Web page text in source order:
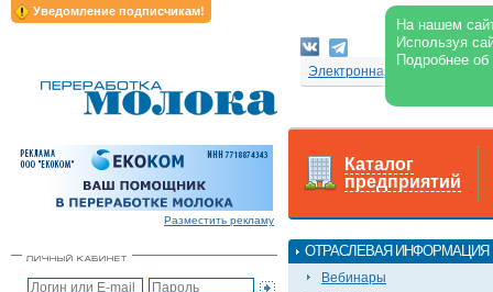
Уведомление подписчикам!
На нашем
Используя
Подробнее
Электронная версия
Разместить рекламу
Каталог
предприятий
ОТРАСЛЕВАЯ ИНФОРМАЦИЯ
Вебинары